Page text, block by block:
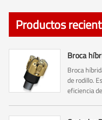
Productos
Broca
Broca
de rodillo.
eficiencia